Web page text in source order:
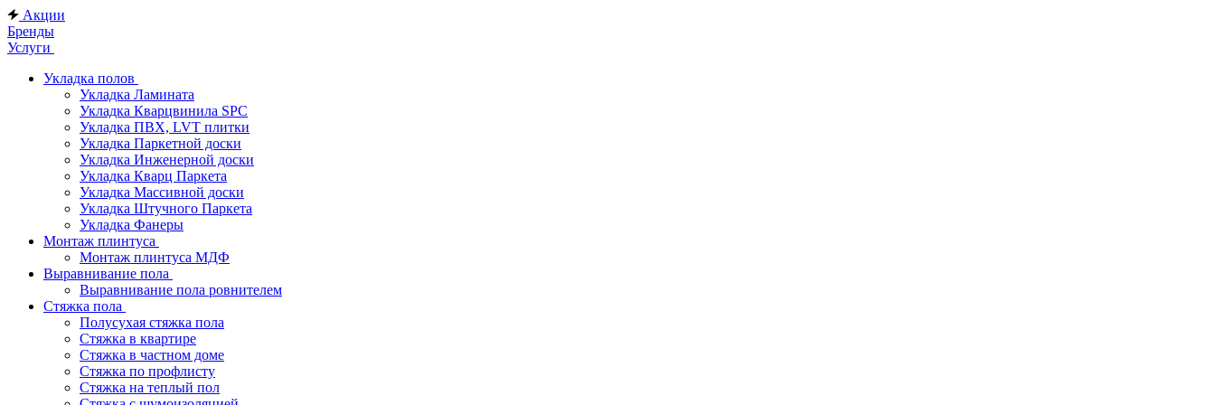
Акции
Бренды
Услуги
Укладка полов
Укладка Ламината
Укладка Кварцвинила SPC
Укладка ПВХ, LVT плитки
Укладка Паркетной доски
Укладка Инженерной доски
Укладка Кварц Паркета
Укладка Массивной доски
Укладка Штучного Паркета
Укладка Фанеры
Монтаж плинтуса
Монтаж плинтуса МДФ
Выравнивание пола
Выравнивание пола ровнителем
Стяжка пола
Полусухая стяжка пола
Стяжка в квартире
Стяжка в частном доме
Стяжка по профлисту
Стяжка на теплый пол